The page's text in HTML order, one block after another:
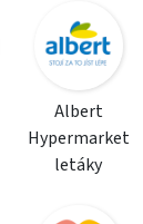
Albert
Hypermarket
letáky